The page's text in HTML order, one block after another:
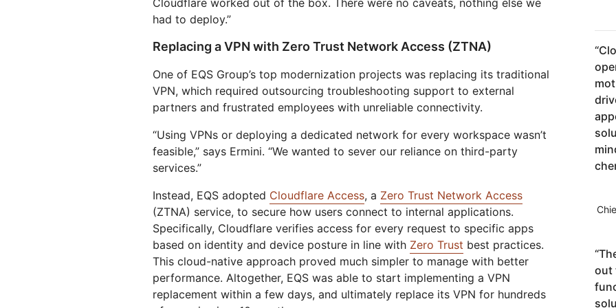
had to deploy.”
Replacing a VPN with Zero Trust Network Access (ZTNA)
One of EQS Group’s top modernization projects was replacing its traditional
VPN, which required outsourcing troubleshooting support to external
partners and frustrated employees with unreliable connectivity.
“Using VPNs or deploying a dedicated network for every workspace wasn’t
feasible,” says Ermini. “We wanted to sever our reliance on third-party
services.”
Instead, EQS adopted Cloudflare Access, a Zero Trust Network Access
(ZTNA) service, to secure how users connect to internal applications.
Specifically, Cloudflare verifies access for every request to specific apps
based on identity and device posture in line with Zero Trust best practices.
This cloud-native approach proved much simpler to manage with better
performance. Altogether, EQS was able to start implementing a VPN
replacement within a few days, and ultimately replace its VPN for hundreds
“
“
out